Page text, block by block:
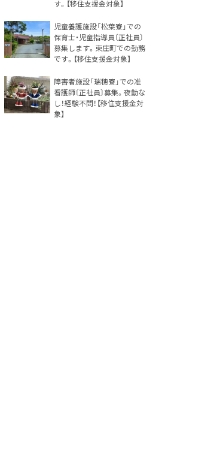
す。【移住支援金対象】
児童養護施設「松葉寮」での
保育士・児童指導員〔正社員〕
募集します。東庄町での勤務
です。【移住支援金対象】
障害者施設「瑞穂寮」での准
看護師〔正社員〕募集。夜勤な
し！経験不問！【移住支援金対
象】